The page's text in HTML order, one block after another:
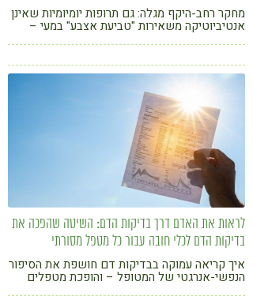
מחקר רחב-היקף מגלה: גם תרופות יומיומיות שאינן
אנטיביוטיקה משאירות "טביעת אצבע" במעי –
לראות את האדם דרך בדיקות הדם: השיטה שהפכה את
בדיקות הדם לכלי חובה עבור כל מטפל מסורתי
איך קריאה עמוקה בבדיקות דם חושפת את הסיפור
הנפשי-אנרגטי של המטופל – והופכת מטפלים